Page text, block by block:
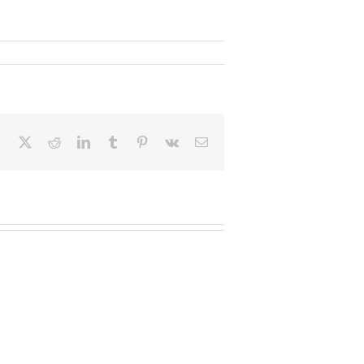
Facebook RedditLinkedInTumblr Pinterest
Vk Email